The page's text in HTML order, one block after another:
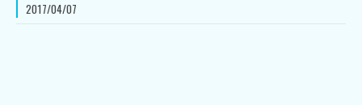
2017/04/07